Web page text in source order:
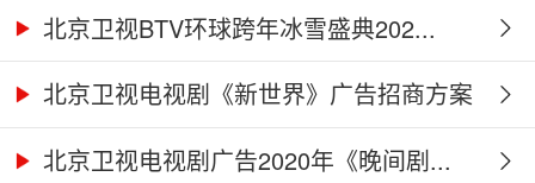
北京卫视BTV环球跨年冰雪盛典202...
北京卫视电视剧《新世界》广告招商方案
北京卫视电视剧广告2020年《晚间剧...